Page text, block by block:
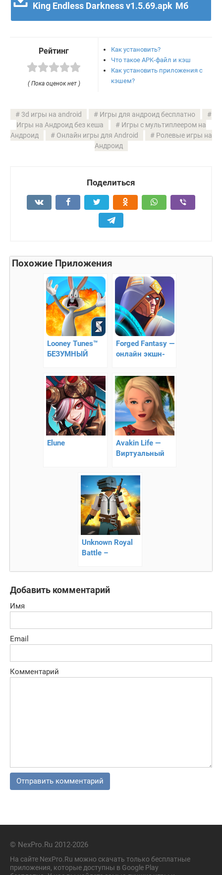
King Endless Darkness v1.5.69.apk Мб
Рейтинг
( Пока оценок нет )
Как установить?
Что такое APK-файл и кэш
Как установить приложения с
кэшем?
3d игры на android
Игры для андроид бесплатно
Игры на Андроид без кеша
Игры с мультиплеером на
Андроид
Онлайн игры для Android
Ролевые игры на
Андроид
Поделиться
Похожие Приложения
Looney Tunes™
БЕЗУМНЫЙ
Forged Fantasy —
онлайн экшн-
Elune
Avakin Life —
Виртуальный
Unknown Royal
Battle –
живых
Добавить комментарий
Имя
Email
Комментарий
© NexPro.Ru 2012-2026
На сайте NexPro.Ru можно скачать только бесплатные
приложения, которые доступны в Google Play